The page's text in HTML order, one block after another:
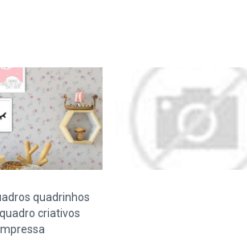
quadrinhos
criativos